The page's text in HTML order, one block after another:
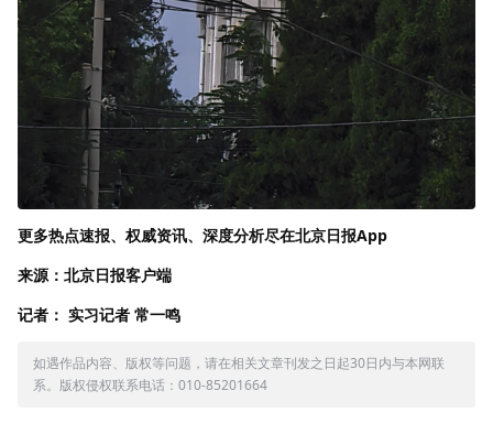
更多热点速报、权威资讯、深度分析尽在北京日报App
来源：北京日报客户端
记者： 实习记者 常一鸣
如遇作品内容、版权等问题，请在相关文章刊发之日起30日内与本网联
系。版权侵权联系电话：010-85201664